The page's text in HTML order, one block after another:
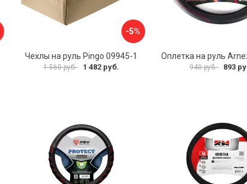
-5%
Чехлы на руль Pingo 09945-1
1 560 руб. 1 482 руб. 940 руб. 893